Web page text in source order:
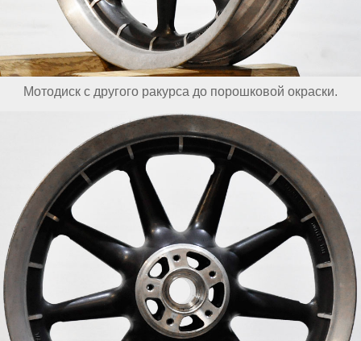
Мотодиск с другого ракурса до порошковой окраски.